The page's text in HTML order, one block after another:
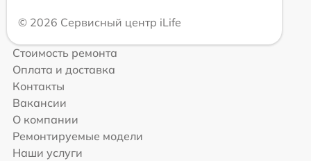
© 2026 Сервисный центр iLife
Стоимость ремонта
Оплата и доставка
Контакты
Вакансии
О компании
Ремонтируемые модели
Наши услуги